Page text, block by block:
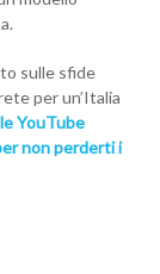
sulle sfide
per un’Italia
YouTube
non perderti i